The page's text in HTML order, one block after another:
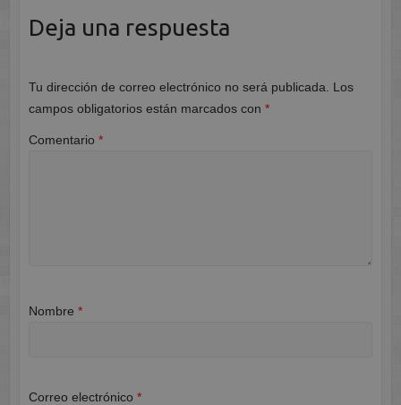
Deja una respuesta
Tu dirección de correo electrónico no será publicada.
Los
campos obligatorios están marcados con *
Comentario *
Nombre *
Correo electrónico *